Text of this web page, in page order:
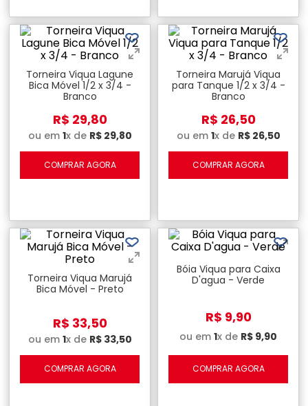
Torneira Viqua Lagune
Bica Móvel 1/2 x 3/4 -
Branco
R$ 29,80
ou em 1x de R$ 29,80
COMPRAR AGORA
Torneira Marujá Viqua
para Tanque 1/2 x 3/4 -
Branco
R$ 26,50
ou em 1x de R$ 26,50
COMPRAR AGORA
Torneira Viqua Marujá
Bica Móvel - Preto
R$ 33,50
ou em 1x de R$ 33,50
COMPRAR AGORA
Bóia Viqua para Caixa
D'agua - Verde
R$ 9,90
ou em 1x de R$ 9,90
COMPRAR AGORA